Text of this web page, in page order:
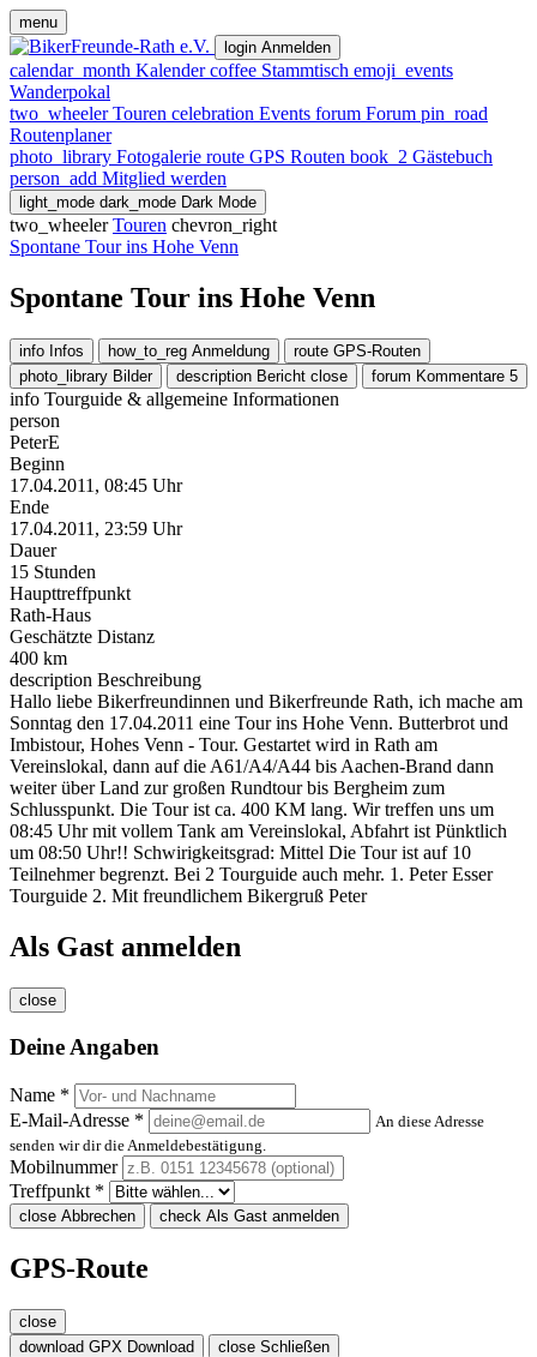
menu
login Anmelden
calendar_month Kalender coffee Stammtisch emoji_events
Wanderpokal
two_wheeler Touren celebration Events forum Forum pin_road
Routenplaner
photo_library Fotogalerie route GPS Routen book_2 Gästebuch
person_add Mitglied werden
light_mode dark_mode Dark Mode
two_wheeler Touren chevron_right
Spontane Tour ins Hohe Venn
Spontane Tour ins Hohe Venn
info Infos how_to_reg Anmeldung route GPS-Routen
photo_library Bilder description Bericht close forum Kommentare 5
info Tourguide & allgemeine Informationen
person
PeterE
Beginn
17.04.2011, 08:45 Uhr
Ende
17.04.2011, 23:59 Uhr
Dauer
15 Stunden
Haupttreffpunkt
Rath-Haus
Geschätzte Distanz
400 km
description Beschreibung
Hallo liebe Bikerfreundinnen und Bikerfreunde Rath, ich mache am
Sonntag den 17.04.2011 eine Tour ins Hohe Venn. Butterbrot und
Imbistour, Hohes Venn - Tour. Gestartet wird in Rath am
Vereinslokal, dann auf die A61/A4/A44 bis Aachen-Brand dann
weiter über Land zur großen Rundtour bis Bergheim zum
Schlusspunkt. Die Tour ist ca. 400 KM lang. Wir treffen uns um
08:45 Uhr mit vollem Tank am Vereinslokal, Abfahrt ist Pünktlich
um 08:50 Uhr!! Schwirigkeitsgrad: Mittel Die Tour ist auf 10
Teilnehmer begrenzt. Bei 2 Tourguide auch mehr. 1. Peter Esser
Tourguide 2. Mit freundlichem Bikergruß Peter
Als Gast anmelden
close
Deine Angaben
Name *
E-Mail-Adresse *
An diese Adresse
senden wir dir die Anmeldebestätigung.
Mobilnummer
Treffpunkt *
close Abbrechen check Als Gast anmelden
GPS-Route
close
download GPX Download close Schließen